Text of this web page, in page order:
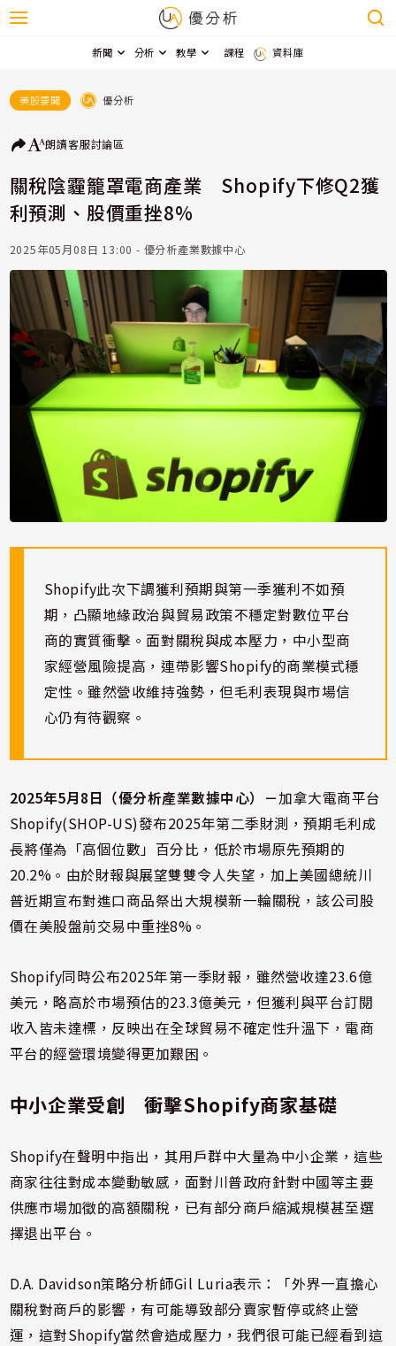
新聞 分析 教學 課程 資料庫
美股要聞 優分析
朗讀客服討論區
關稅陰霾籠罩電商產業 Shopify下修Q2獲
利預測、股價重挫8%
2025年05月08日 13:00 - 優分析產業數據中心
Shopify此次下調獲利預期與第一季獲利不如預
期，凸顯地緣政治與貿易政策不穩定對數位平台
商的實質衝擊。面對關稅與成本壓力，中小型商
家經營風險提高，連帶影響Shopify的商業模式穩
定性。雖然營收維持強勢，但毛利表現與市場信
心仍有待觀察。
2025年5月8日（優分析產業數據中心）－加拿大電商平台
Shopify(SHOP-US)發布2025年第二季財測，預期毛利成
長將僅為「高個位數」百分比，低於市場原先預期的
20.2%。由於財報與展望雙雙令人失望，加上美國總統川
普近期宣布對進口商品祭出大規模新一輪關稅，該公司股
價在美股盤前交易中重挫8%。
Shopify同時公布2025年第一季財報，雖然營收達23.6億
美元，略高於市場預估的23.3億美元，但獲利與平台訂閱
收入皆未達標，反映出在全球貿易不確定性升溫下，電商
平台的經營環境變得更加艱困。
中小企業受創 衝擊Shopify商家基礎
Shopify在聲明中指出，其用戶群中大量為中小企業，這些
商家往往對成本變動敏感，面對川普政府針對中國等主要
供應市場加徵的高額關稅，已有部分商戶縮減規模甚至選
擇退出平台。
D.A. Davidson策略分析師Gil Luria表示：「外界一直擔心
關稅對商戶的影響，有可能導致部分賣家暫停或終止營
運，這對Shopify當然會造成壓力，我們很可能已經看到這